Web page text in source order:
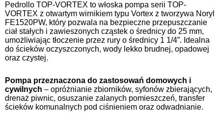
Pedrollo TOP-VORTEX to włoska pompa serii TOP-
VORTEX z otwartym wirnikiem typu Vortex z tworzywa Noryl
FE1520PW, który pozwala na bezpieczne przepuszczanie
ciał stałych i zawieszonych cząstek o średnicy do 25 mm,
umożliwiając tłoczenie przez rury o średnicy 1 1/4”. Idealna
do ścieków oczyszczonych, wody lekko brudnej, opadowej
oraz czystej.
Pompa przeznaczona do zastosowań domowych i
cywilnych – opróżnianie zbiorników, syfonów zbierających,
drenaż piwnic, osuszanie zalanych pomieszczeń, transfer
ścieków komunalnych pod ciśnieniem oraz odwadnianie.